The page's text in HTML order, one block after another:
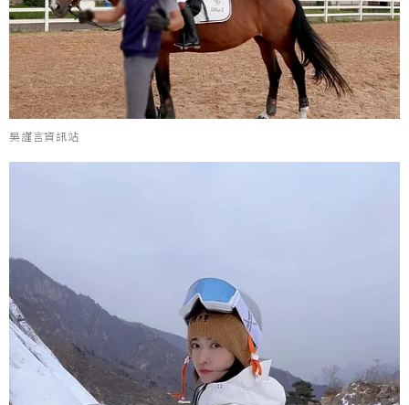
吳謹言資訊站